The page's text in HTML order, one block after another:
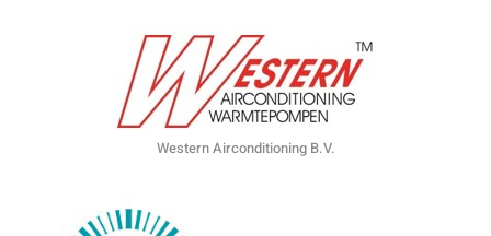
Western Airconditioning B.V.